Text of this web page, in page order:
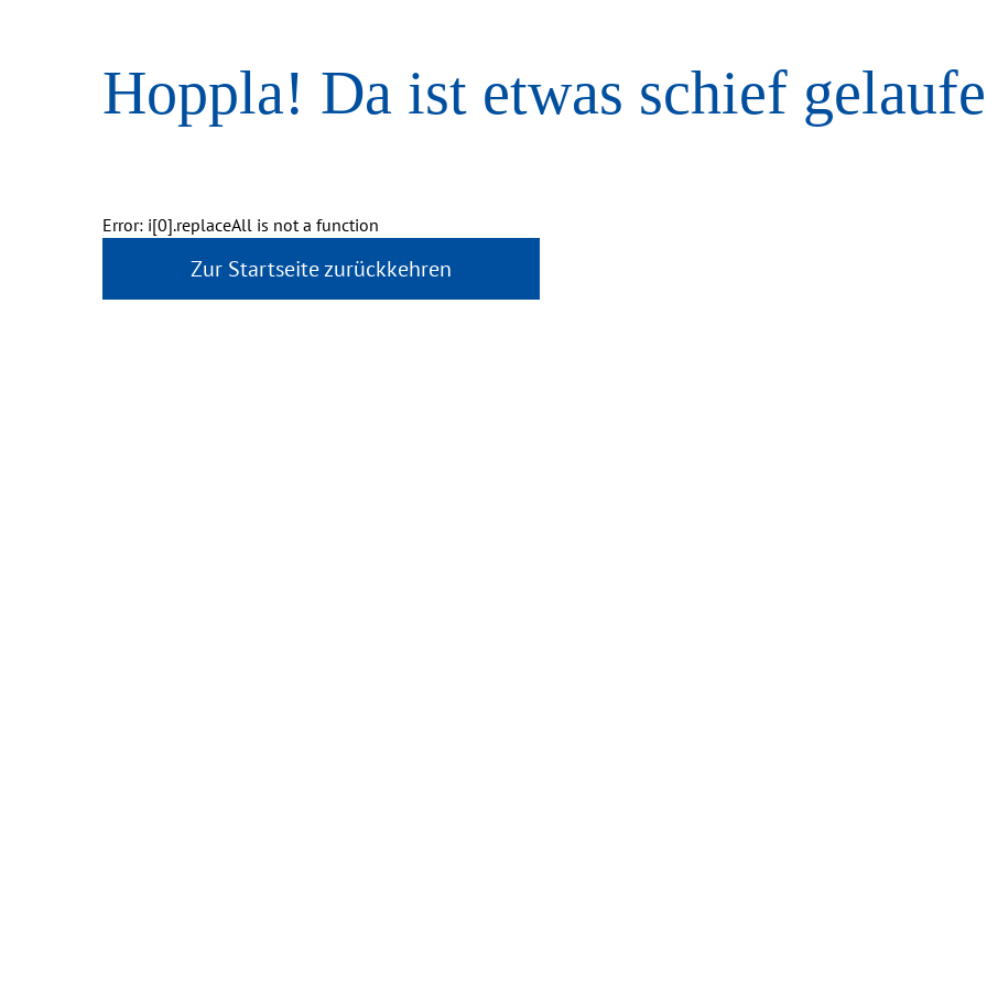
Hoppla! Da ist etwas schief
Error: i[0].replaceAll is not a function
Zur Startseite zurückkehren